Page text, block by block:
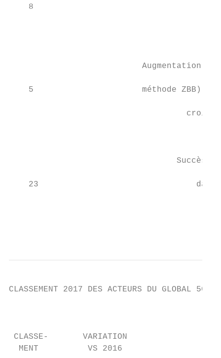
8
Augmentation
5                      méthode ZBB)
Succès
23                                dans
CLASSEMENT 2017 DES ACTEURS DU GLOBAL 50
CLASSE-       VARIATION
MENT          VS 2016